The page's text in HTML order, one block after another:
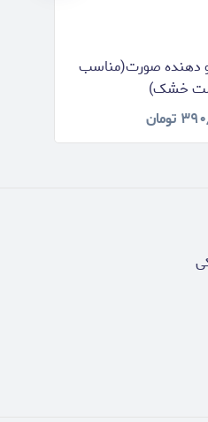
صورت(مناسب
خشک)
تومان